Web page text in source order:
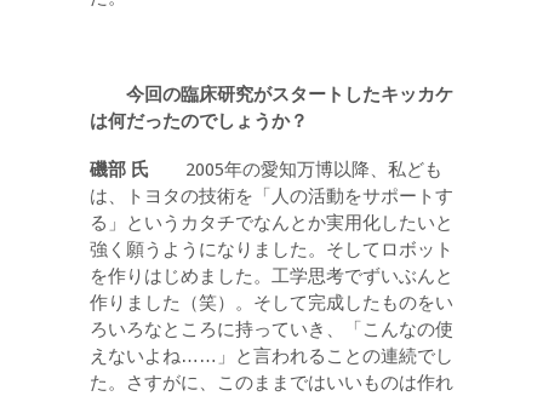
今回の臨床研究がスタートしたキッカケ
は何だったのでしょうか？
磯部 氏 2005年の愛知万博以降、私ども
は、トヨタの技術を「人の活動をサポートす
る」というカタチでなんとか実用化したいと
強く願うようになりました。そしてロボット
を作りはじめました。工学思考でずいぶんと
作りました（笑）。そして完成したものをい
ろいろなところに持っていき、「こんなの使
えないよね……」と言われることの連続でし
た。さすがに、このままではいいものは作れ